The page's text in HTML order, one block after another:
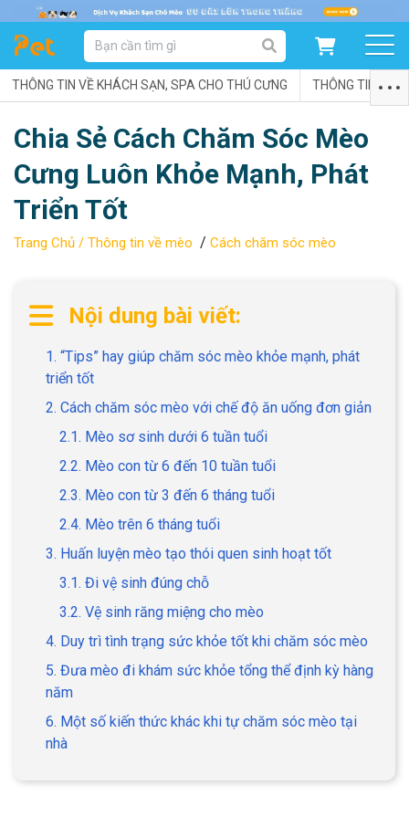
DANH MỤC SẢN PHẨM
SẢN PHẨM DÀNH CHO MÈO SẢN PHẨM DÀNH CHO CHÓ
SẨN PHẨM THEO THƯƠNG HIỆU
GIỚI THIỆU
DỊCH VỤ
Dịch vụ cắt tỉa lông chó
Dịch vụ huấn luyện chó
Dịch vụ mua bán chó
mèo
mèo
THÔNG TIN VỀ KHÁCH SẠN, SPA CHO THÚ CƯNG THÔNG TIN VỀ
Chia Sẻ Cách Chăm Sóc Mèo
Cưng Luôn Khỏe Mạnh, Phát
Triển Tốt
Trang Chủ / Thông tin về mèo / Cách chăm sóc mèo
Nội dung bài viết:
1. “Tips” hay giúp chăm sóc mèo khỏe mạnh, phát
triển tốt
2. Cách chăm sóc mèo với chế độ ăn uống đơn giản
2.1. Mèo sơ sinh dưới 6 tuần tuổi
2.2. Mèo con từ 6 đến 10 tuần tuổi
2.3. Mèo con từ 3 đến 6 tháng tuổi
2.4. Mèo trên 6 tháng tuổi
3. Huấn luyện mèo tạo thói quen sinh hoạt tốt
3.1. Đi vệ sinh đúng chỗ
3.2. Vệ sinh răng miệng cho mèo
4. Duy trì tình trạng sức khỏe tốt khi chăm sóc mèo
5. Đưa mèo đi khám sức khỏe tổng thể định kỳ hàng
năm
6. Một số kiến thức khác khi tự chăm sóc mèo tại
nhà